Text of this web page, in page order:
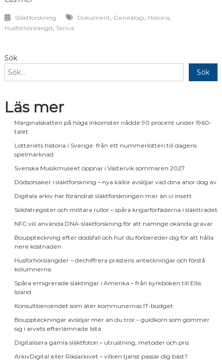
Släktforskning Dokument, Genealogi, Historia,
Husförhörslängd, Skriva
Sök
Sök
Läs mer
Marginalskatten på höga inkomster nådde 90 procent under 1960-
talet
Lotteriets historia i Sverige: från ett nummerlotteri till dagens
spelmarknad
Svenska Musikmuseet öppnar i Västervik sommaren 2027
Dödsorsaker i släktforskning – nya källor avslöjar vad dina anor dog av
Digitala arkiv har förändrat släktforskningen mer än vi insett
Soldatregister och militära rullor – spåra krigarförfäderna i släktträdet
NFC vill använda DNA-släktforskning för att namnge okända gravar
Bouppteckning efter dödsfall och hur du förbereder dig för att hålla
nere kostnaden
Husförhörslängder – dechiffrera prästens anteckningar och förstå
kolumnerna
Spåra emigrerade släktingar i Amerika – från kyrkboken till Ellis
Island
Konsultberoendet som äter kommunernas IT-budget
Bouppteckningar avslöjar mer än du tror – guldkorn som gömmer
sig i arvets efterlämnade lista
Digitalisera gamla släktfoton – utrustning, metoder och pris
ArkivDigital eller Riksarkivet – vilken tjänst passar dig bäst?